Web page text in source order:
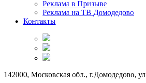
Реклама в Призыве
Реклама на ТВ Домодедово
Контакты
142000, Московская обл., г.Домодедово,